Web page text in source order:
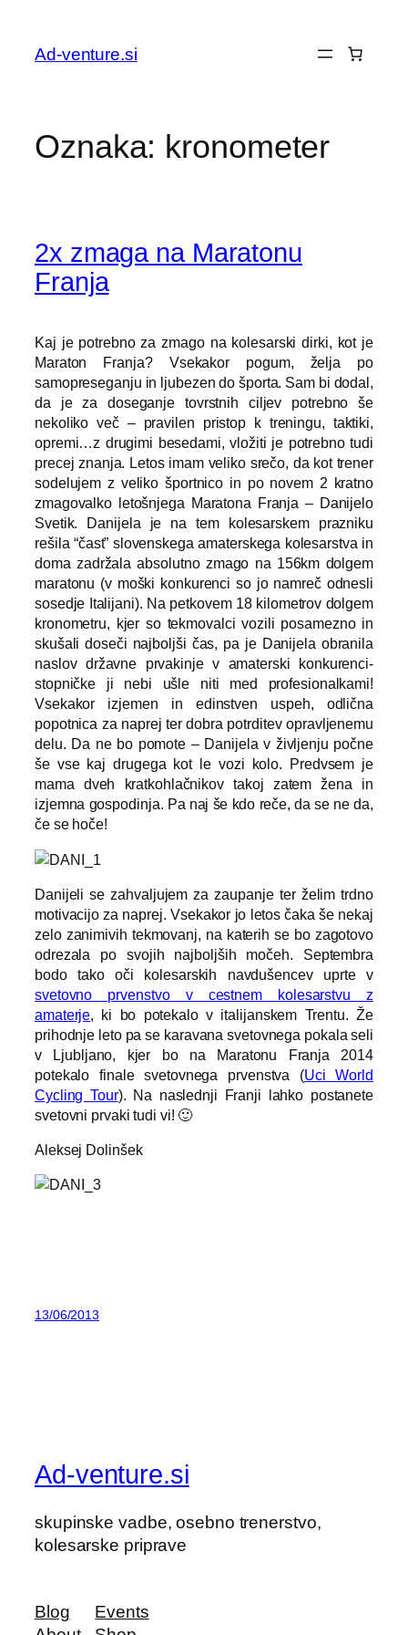
vsebino
Ad-venture.si
Oznaka: kronometer
2x zmaga na Maratonu
Franja
Kaj je potrebno za zmago na kolesarski dirki, kot je
Maraton Franja? Vsekakor pogum, želja po
samopreseganju in ljubezen do športa. Sam bi dodal,
da je za doseganje tovrstnih ciljev potrebno še
nekoliko več – pravilen pristop k treningu, taktiki,
opremi…z drugimi besedami, vložiti je potrebno tudi
precej znanja. Letos imam veliko srečo, da kot trener
sodelujem z veliko športnico in po novem 2 kratno
zmagovalko letošnjega Maratona Franja – Danijelo
Svetik. Danijela je na tem kolesarskem prazniku
rešila “čast” slovenskega amaterskega kolesarstva in
doma zadržala absolutno zmago na 156km dolgem
maratonu (v moški konkurenci so jo namreč odnesli
sosedje Italijani). Na petkovem 18 kilometrov dolgem
kronometru, kjer so tekmovalci vozili posamezno in
skušali doseči najboljši čas, pa je Danijela obranila
naslov državne prvakinje v amaterski konkurenci-
stopničke ji nebi ušle niti med profesionalkami!
Vsekakor izjemen in edinstven uspeh, odlična
popotnica za naprej ter dobra potrditev opravljenemu
delu. Da ne bo pomote – Danijela v življenju počne
še vse kaj drugega kot le vozi kolo. Predvsem je
mama dveh kratkohlačnikov takoj zatem žena in
izjemna gospodinja. Pa naj še kdo reče, da se ne da,
če se hoče!
Danijeli se zahvaljujem za zaupanje ter želim trdno
motivacijo za naprej. Vsekakor jo letos čaka še nekaj
zelo zanimivih tekmovanj, na katerih se bo zagotovo
odrezala po svojih najboljših močeh. Septembra
bodo tako oči kolesarskih navdušencev uprte v
svetovno prvenstvo v cestnem kolesarstvu z
amaterje, ki bo potekalo v italijanskem Trentu. Že
prihodnje leto pa se karavana svetovnega pokala seli
v Ljubljano, kjer bo na Maratonu Franja 2014
potekalo finale svetovnega prvenstva (Uci World
Cycling Tour). Na naslednji Franji lahko postanete
svetovni prvaki tudi vi! 🙂
Aleksej Dolinšek
13/06/2013
Ad-venture.si
skupinske vadbe, osebno trenerstvo,
kolesarske priprave
Blog
Events